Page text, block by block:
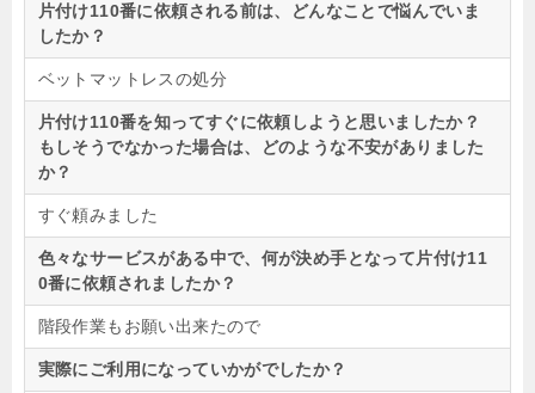
片付け110番に依頼される前は、どんなことで悩んでいま
したか？
ベットマットレスの処分
片付け110番を知ってすぐに依頼しようと思いましたか？
もしそうでなかった場合は、どのような不安がありました
か？
すぐ頼みました
色々なサービスがある中で、何が決め手となって片付け11
0番に依頼されましたか？
階段作業もお願い出来たので
実際にご利用になっていかがでしたか？